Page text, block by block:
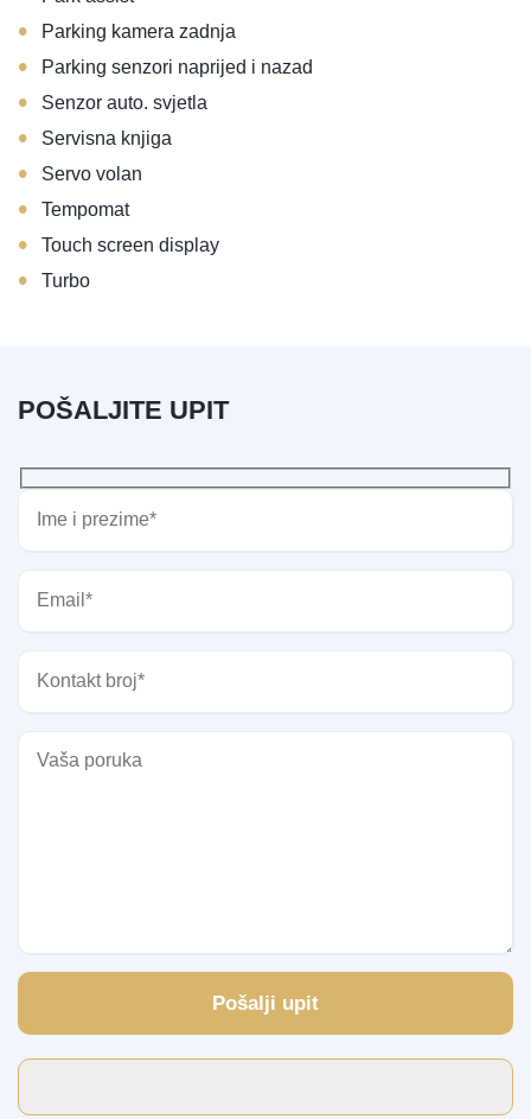
• Parking kamera zadnja
• Parking senzori naprijed i nazad
• Senzor auto. svjetla
• Servisna knjiga
• Servo volan
• Tempomat
• Touch screen display
• Turbo
POŠALJITE UPIT
Pošalji upit